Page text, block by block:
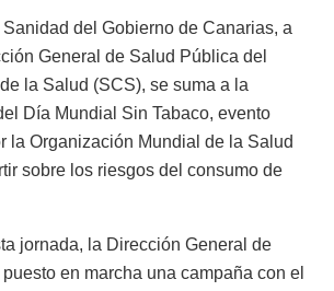
del Gobierno de Canarias, a
General de Salud Pública del
la Salud (SCS), se suma a la
Día Mundial Sin Tabaco, evento
la Organización Mundial de la Salud
sobre los riesgos del consumo de
jornada, la Dirección General de
en marcha una campaña con el